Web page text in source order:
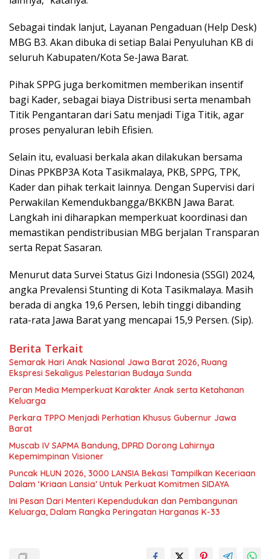
Sebagai tindak lanjut, Layanan Pengaduan (Help Desk)
MBG B3. Akan dibuka di setiap Balai Penyuluhan KB di
seluruh Kabupaten/Kota Se-Jawa Barat.
Pihak SPPG juga berkomitmen memberikan insentif
bagi Kader, sebagai biaya Distribusi serta menambah
Titik Pengantaran dari Satu menjadi Tiga Titik, agar
proses penyaluran lebih Efisien.
Selain itu, evaluasi berkala akan dilakukan bersama
Dinas PPKBP3A Kota Tasikmalaya, PKB, SPPG, TPK,
Kader dan pihak terkait lainnya. Dengan Supervisi dari
Perwakilan Kemendukbangga/BKKBN Jawa Barat.
Langkah ini diharapkan memperkuat koordinasi dan
memastikan pendistribusian MBG berjalan Transparan
serta Repat Sasaran.
Menurut data Survei Status Gizi Indonesia (SSGI) 2024,
angka Prevalensi Stunting di Kota Tasikmalaya. Masih
berada di angka 19,6 Persen, lebih tinggi dibanding
rata-rata Jawa Barat yang mencapai 15,9 Persen. (Sip).
Berita Terkait
Semarak Hari Anak Nasional Jawa Barat 2026, Ruang
Ekspresi Sekaligus Pelestarian Budaya Sunda
Peran Media Memperkuat Karakter Anak serta Ketahanan
Keluarga
Perkara TPPO Menjadi Perhatian Khusus Gubernur Jawa
Barat
Muscab IV SAPMA Bandung, DPRD Dorong Lahirnya
Kepemimpinan Visioner
Puncak HLUN 2026, 3000 LANSIA Bekasi Tampilkan Keceriaan
Dalam ‘Kriaan Lansia’ Untuk Perkuat Komitmen SIDAYA
Ini Pesan Dari Menteri Kependudukan dan Pembangunan
Keluarga, Dalam Rangka Peringatan Harganas K-33